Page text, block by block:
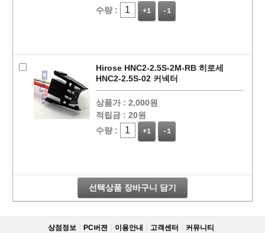
수량 :
+1 -1
Hirose HNC2-2.5S-2M-RB 히로세
HNC2-2.5S-02 커넥터
상품가 : 2,000원
적립금 : 20원
수량 :
+1 -1
선택상품 장바구니 담기
상점정보 PC버젼 이용안내 고객센터 커뮤니티